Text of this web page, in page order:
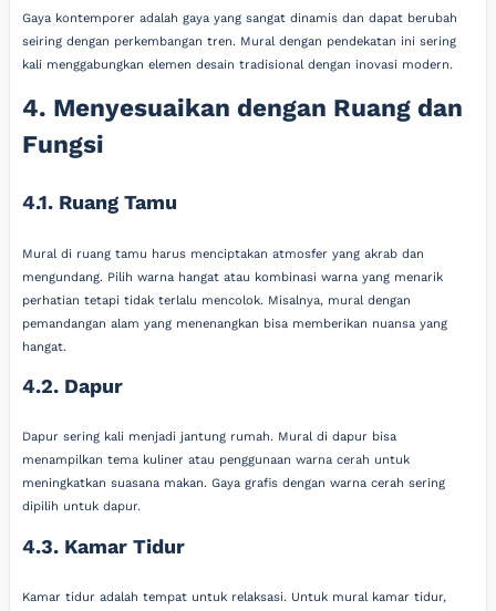
Gaya kontemporer adalah gaya yang sangat dinamis dan dapat berubah
seiring dengan perkembangan tren. Mural dengan pendekatan ini sering
kali menggabungkan elemen desain tradisional dengan inovasi modern.
4. Menyesuaikan dengan Ruang dan
Fungsi
4.1. Ruang Tamu
Mural di ruang tamu harus menciptakan atmosfer yang akrab dan
mengundang. Pilih warna hangat atau kombinasi warna yang menarik
perhatian tetapi tidak terlalu mencolok. Misalnya, mural dengan
pemandangan alam yang menenangkan bisa memberikan nuansa yang
hangat.
4.2. Dapur
Dapur sering kali menjadi jantung rumah. Mural di dapur bisa
menampilkan tema kuliner atau penggunaan warna cerah untuk
meningkatkan suasana makan. Gaya grafis dengan warna cerah sering
dipilih untuk dapur.
4.3. Kamar Tidur
Kamar tidur adalah tempat untuk relaksasi. Untuk mural kamar tidur,